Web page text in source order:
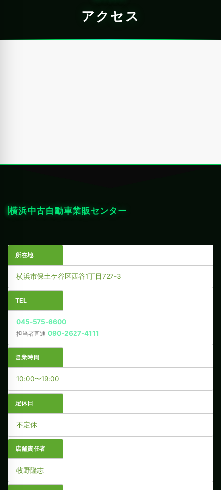
アクセス
横浜中古自動車業販センター
所在地
横浜市保土ケ谷区西谷1丁目727-3
TEL
045-575-6600
担当者直通 090-2627-4111
営業時間
10:00〜19:00
定休日
不定休
店舗責任者
牧野隆志